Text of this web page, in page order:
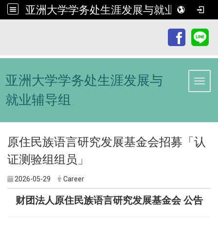
亚洲大学学务处生涯发展与就业辅导组
亚洲大学学务处生涯发展与
就业辅导组
原住民族语言研究发展基金会招募「认
证测验组组员」
2026-05-29 Career
财团法人原住民族语言研究发展基金会 公告